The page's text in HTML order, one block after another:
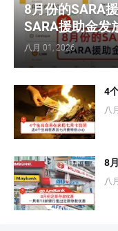
8月份的SARA
SARA援助金发
八月 01, 2026
4
八
8
八